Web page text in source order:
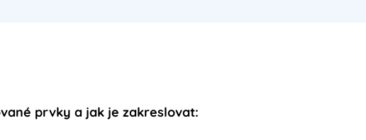
prvky a jak je zakreslovat: